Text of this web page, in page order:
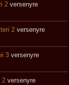
2 versenyre
2 versenyre
3 versenyre
2 versenyre